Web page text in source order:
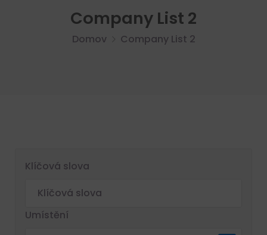
Company List 2
Domov Company List 2
Klíčová slova
Umístění